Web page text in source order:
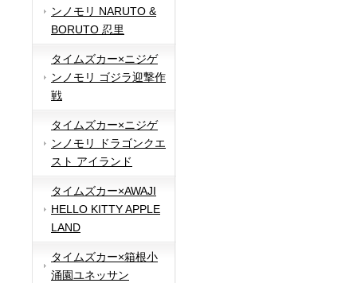
ンノモリ NARUTO &
BORUTO 忍里
タイムズカー×ニジゲ
ンノモリ ゴジラ迎撃作
戦
タイムズカー×ニジゲ
ンノモリ ドラゴンクエ
スト アイランド
タイムズカー×AWAJI
HELLO KITTY APPLE
LAND
タイムズカー×箱根小
涌園ユネッサン